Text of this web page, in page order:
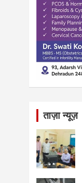
ताज़ा न्यूज़